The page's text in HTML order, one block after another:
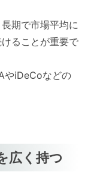
期で市場平均に
ることが重要で
やiDeCoなどの
広く持つ